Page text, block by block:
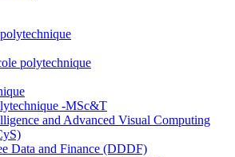
polytechnique
-MSc&T
and Advanced Visual Computing
Data and Finance (DDDF)